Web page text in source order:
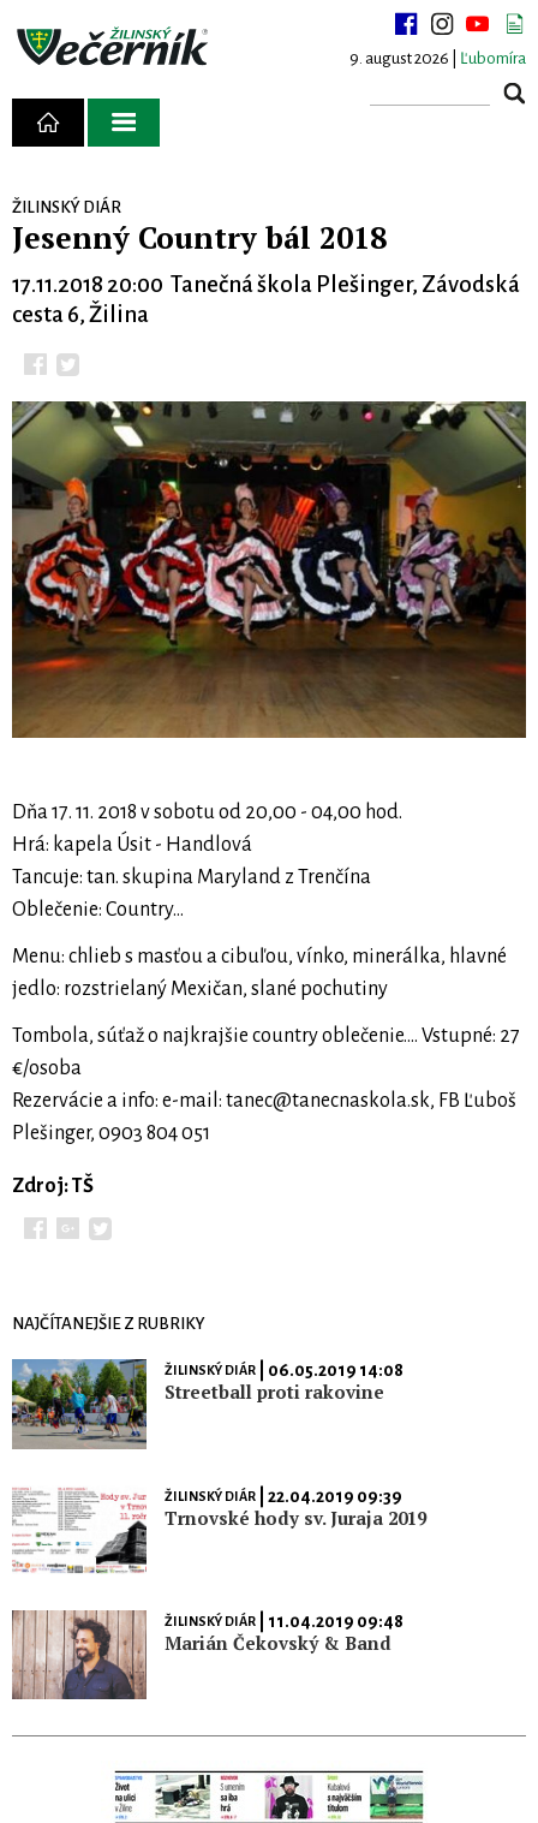
9. august 2026 | Ľubomíra
ŽILINSKÝ DIÁR
Jesenný Country bál 2018
17.11.2018 20:00 Tanečná škola Plešinger, Závodská
cesta 6, Žilina
Dňa 17. 11. 2018 v sobotu od 20,00 - 04,00 hod.
Hrá: kapela Úsit - Handlová
Tancuje: tan. skupina Maryland z Trenčína
Oblečenie: Country...
Menu: chlieb s masťou a cibuľou, vínko, minerálka, hlavné
jedlo: rozstrielaný Mexičan, slané pochutiny
Tombola, súťaž o najkrajšie country oblečenie.... Vstupné: 27
€/osoba
Rezervácie a info: e-mail: tanec@tanecnaskola.sk, FB Ľuboš
Plešinger, 0903 804 051
Zdroj: TŠ
NAJČÍTANEJŠIE Z RUBRIKY
ŽILINSKÝ DIÁR| 06.05.2019 14:08
Streetball proti rakovine
ŽILINSKÝ DIÁR| 22.04.2019 09:39
Trnovské hody sv. Juraja 2019
ŽILINSKÝ DIÁR| 11.04.2019 09:48
Marián Čekovský & Band